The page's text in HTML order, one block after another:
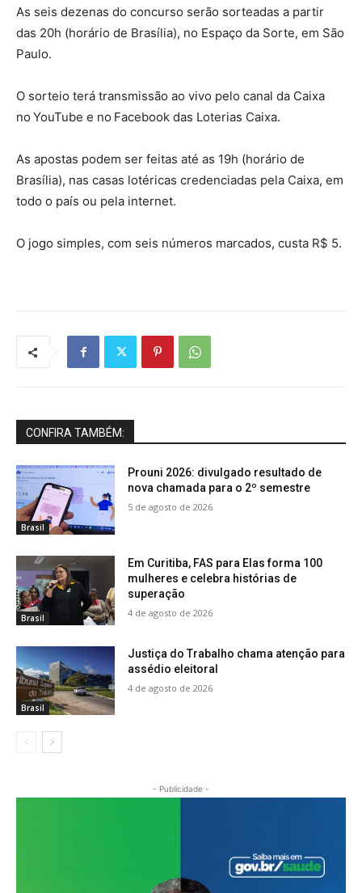
As seis dezenas do concurso serão sorteadas a partir
das 20h (horário de Brasília), no Espaço da Sorte, em São
Paulo.
O sorteio terá transmissão ao vivo pelo canal da Caixa
no YouTube e no Facebook das Loterias Caixa.
As apostas podem ser feitas até as 19h (horário de
Brasília), nas casas lotéricas credenciadas pela Caixa, em
todo o país ou pela internet.
O jogo simples, com seis números marcados, custa R$ 5.
CONFIRA TAMBÉM:
Brasil
Prouni 2026: divulgado resultado de
nova chamada para o 2º semestre
5 de agosto de 2026
Brasil
Em Curitiba, FAS para Elas forma 100
mulheres e celebra histórias de
superação
4 de agosto de 2026
Brasil
Justiça do Trabalho chama atenção para
assédio eleitoral
4 de agosto de 2026
- Publicidade -